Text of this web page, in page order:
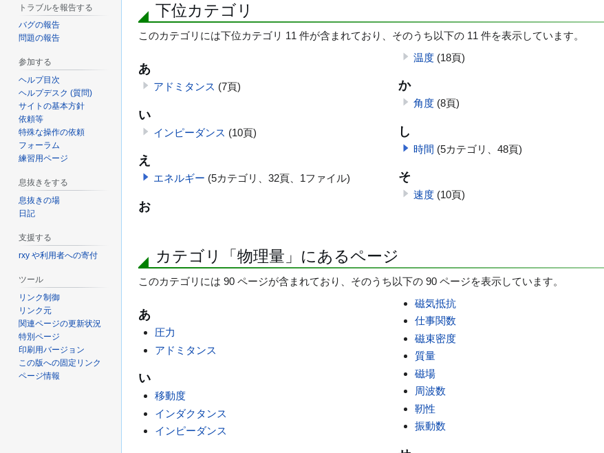
移
動
下位カテゴリ
このカテゴリには下位カテゴリ 11 件が含まれており、そのうち以下の 11 件を表示しています。
あ
アドミタンス (7頁)
い
インピーダンス (10頁)
え
エネルギー (5カテゴリ、32頁、1ファイル)
お
温度 (18頁)
か
角度 (8頁)
し
時間 (5カテゴリ、48頁)
そ
速度 (10頁)
カテゴリ「物理量」にあるページ
このカテゴリには 90 ページが含まれており、そのうち以下の 90 ページを表示しています。
あ
圧力
アドミタンス
い
移動度
インダクタンス
インピーダンス
磁気抵抗
仕事関数
磁束密度
質量
磁場
周波数
靭性
振動数
トラブルを報告する
バグの報告
問題の報告
参加する
ヘルプ目次
ヘルプデスク (質問)
サイトの基本方針
依頼等
特殊な操作の依頼
フォーラム
練習用ページ
息抜きをする
息抜きの場
日記
支援する
rxy や利用者への寄付
ツール
リンク制御
リンク元
関連ページの更新状況
特別ページ
印刷用バージョン
この版への固定リンク
ページ情報